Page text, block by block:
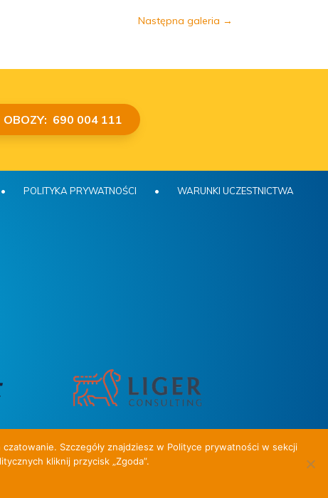
Następna galeria →
OBOZY: 690 004 111
• POLITYKA PRYWATNOŚCI • WARUNKI UCZESTNICTWA
Szczegóły znajdziesz w Polityce prywatności w sekcji
kliknij przycisk „Zgoda”.